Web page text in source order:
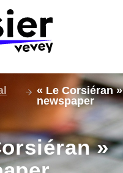
« Le Corsiéran »
newspaper
»